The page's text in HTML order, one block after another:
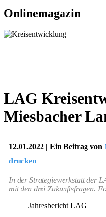
Onlinemagazin
LAG
Miesbacher
12.01.2022 | Ein Beitrag von
drucken
In der Strategiewerkstatt der
mit den drei Zukunftsfragen.
Jahresbericht LAG